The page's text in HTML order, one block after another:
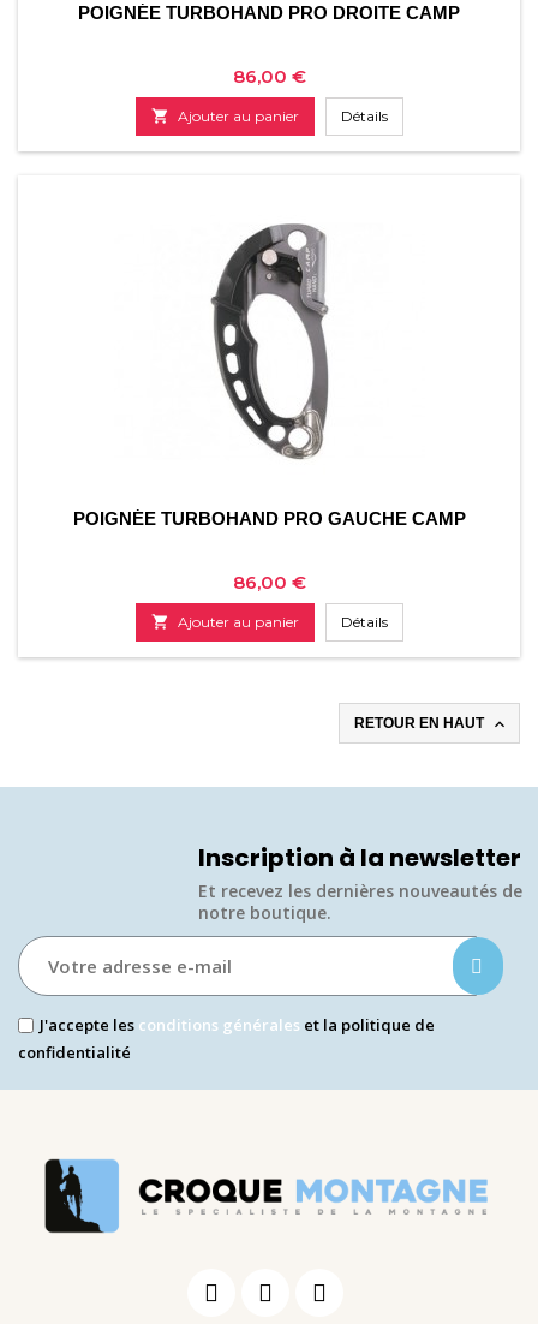
POIGNÉE TURBOHAND PRO DROITE CAMP
Prix
86,00 €
 Ajouter au panier Détails
POIGNÉE TURBOHAND PRO GAUCHE CAMP
Prix
86,00 €
 Ajouter au panier Détails
RETOUR EN HAUT 
Inscription à la newsletter
Et recevez les dernières nouveautés de
notre boutique.​
J'accepte les conditions générales et la politique de
confidentialité